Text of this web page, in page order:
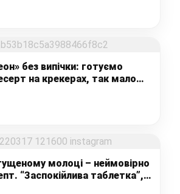
без випічки: готуємо
на крекерах, так мало
даремно
молоці – неймовірно
“Заспокійлива таблетка”,
моментально!